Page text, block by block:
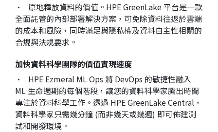
• 原地釋放資料的價值。HPE GreenLake 平台是一款
全面託管的內部部署解決方案，可免除資料往返於雲端
的成本和風險，同時滿足與隱私權及資料自主性相關的
合規與法規要求。
加快資料科學團隊的價值實現速度
• HPE Ezmeral ML Ops 將 DevOps 的敏捷性融入
ML 生命週期的每個階段，讓您的資料科學家騰出時間
專注於資料科學工作。透過 HPE GreenLake Central，
資料科學家只需幾分鐘 (而非幾天或幾週) 即可佈建測
試和開發環境。